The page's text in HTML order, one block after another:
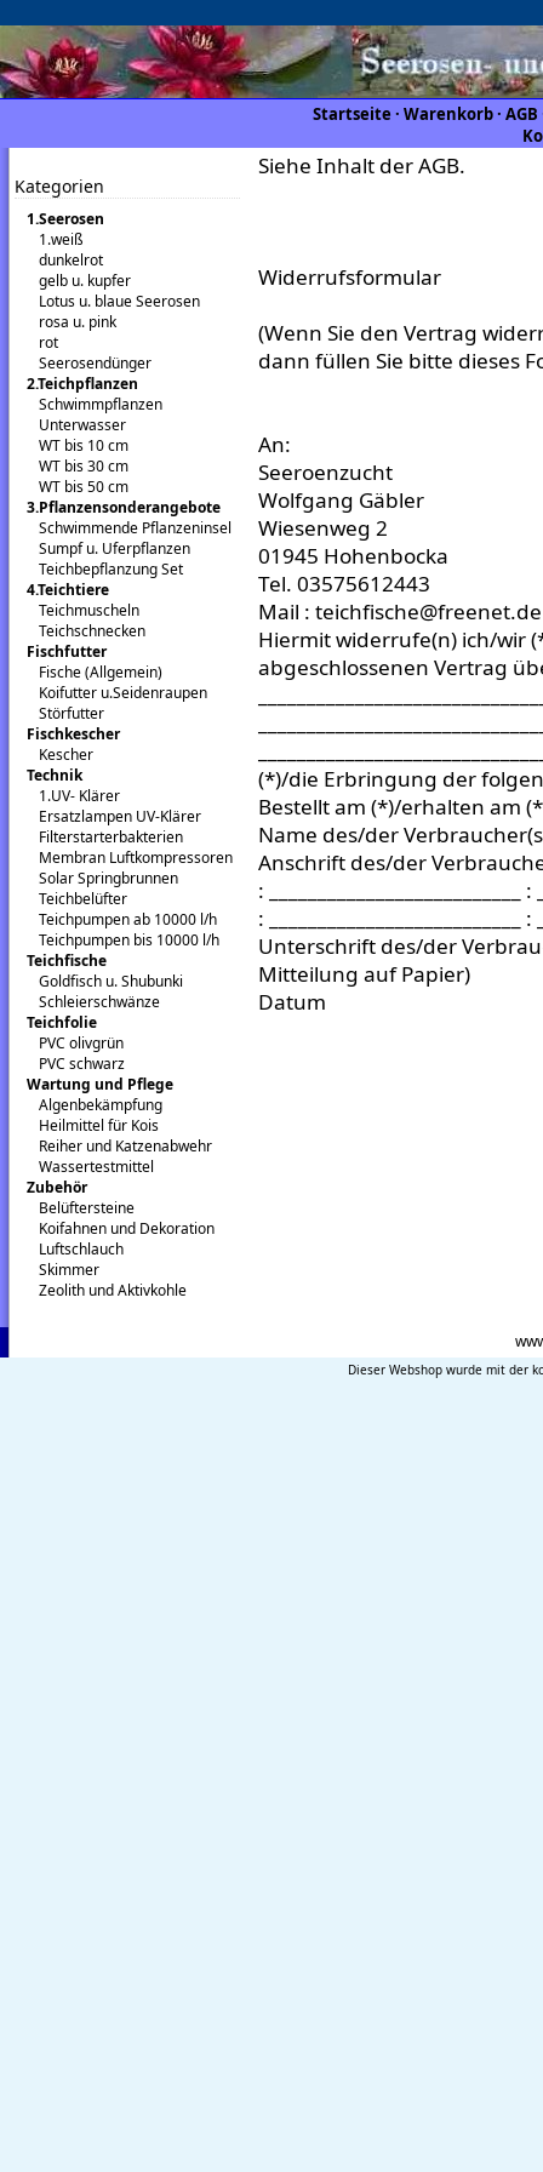
Startseite·Warenkorb·AGB
Kategorien
1.Seerosen
1.weiß
dunkelrot
gelb u. kupfer
Lotus u. blaue Seerosen
rosa u. pink
rot
Seerosendünger
2.Teichpflanzen
Schwimmpflanzen
Unterwasser
WT bis 10 cm
WT bis 30 cm
WT bis 50 cm
3.Pflanzensonderangebote
Schwimmende Pflanzeninsel
Sumpf u. Uferpflanzen
Teichbepflanzung Set
4.Teichtiere
Teichmuscheln
Teichschnecken
Fischfutter
Fische (Allgemein)
Koifutter u.Seidenraupen
Störfutter
Fischkescher
Kescher
Technik
1.UV- Klärer
Ersatzlampen UV-Klärer
Filterstarterbakterien
Membran Luftkompressoren
Solar Springbrunnen
Teichbelüfter
Teichpumpen ab 10000 l/h
Teichpumpen bis 10000 l/h
Teichfische
Goldfisch u. Shubunki
Schleierschwänze
Teichfolie
PVC olivgrün
PVC schwarz
Wartung und Pflege
Algenbekämpfung
Heilmittel für Kois
Reiher und Katzenabwehr
Wassertestmittel
Zubehör
Belüftersteine
Koifahnen und Dekoration
Luftschlauch
Skimmer
Zeolith und Aktivkohle
Siehe Inhalt der AGB.
Widerrufsformular
(Wenn Sie den Vertrag
dann füllen Sie bitte dieses
An:
Seeroenzucht
Wolfgang Gäbler
Wiesenweg 2
01945 Hohenbocka
Tel. 03575612443
Mail : teichfische@freenet.de
Hiermit widerrufe(n) ich/wir
abgeschlossenen Vertrag
(*)/die Erbringung der
Bestellt am (*)/erhalten am (*)
Name des/der Verbraucher(s)
Anschrift des/der
: __________________________ :
: __________________________ :
Unterschrift des/der
Mitteilung auf Papier)
Datum
Dieser Webshop wurde mit der